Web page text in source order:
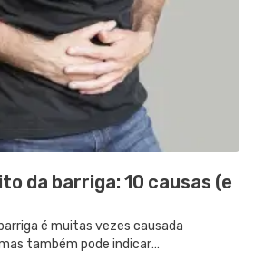
da barriga: 10 causas (e
é muitas vezes causada
também pode indicar